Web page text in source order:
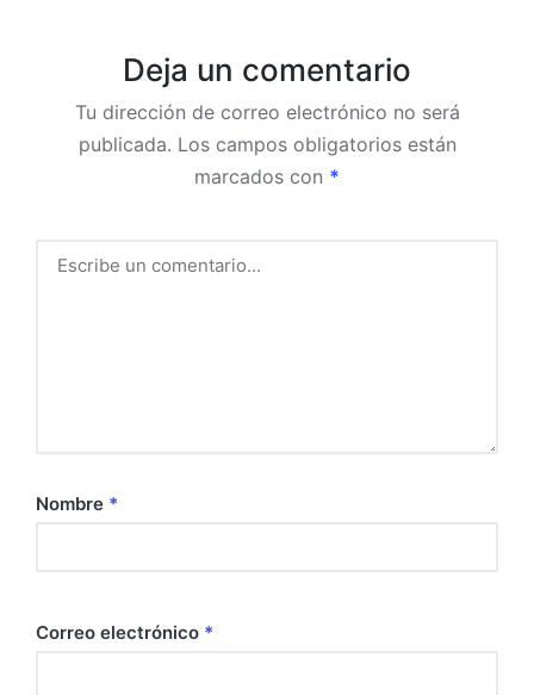
Deja un comentario
Tu dirección de correo electrónico no será
publicada. Los campos obligatorios están
marcados con *
Nombre *
Correo electrónico *